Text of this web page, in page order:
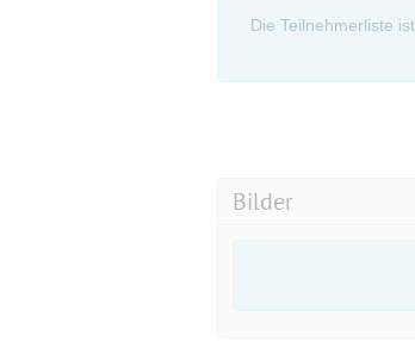
Die Teilnehmerliste
Bilder